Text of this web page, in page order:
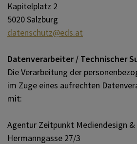
Kapitelplatz 2
5020 Salzburg
datenschutz@eds.at
Datenverarbeiter / Technischer
Die Verarbeitung der
im Zuge eines aufrechten
mit:
Agentur Zeitpunkt Mediendesign
Hermanngasse 27/3